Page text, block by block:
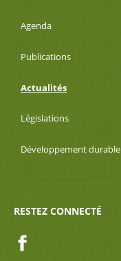
Agenda
Publications
Actualités
Législations
Développement durable
RESTEZ CONNECTÉ